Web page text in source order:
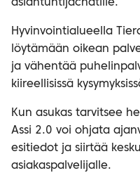
asiantuntijachatille.
Hyvinvointialueella
löytämään oikean
ja vähentää
kiireellisissä
Kun asukas tarvitsee
Assi 2.0 voi ohjata
esitiedot ja siirtää
asiakaspalvelijalle.